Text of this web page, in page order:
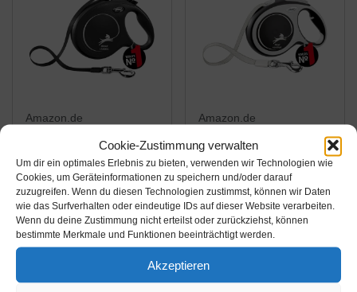
Cookie-Zustimmung verwalten
Um dir ein optimales Erlebnis zu bieten, verwenden wir Technologien wie
Cookies, um Geräteinformationen zu speichern und/oder darauf
zuzugreifen. Wenn du diesen Technologien zustimmst, können wir Daten
wie das Surfverhalten oder eindeutige IDs auf dieser Website verarbeiten.
Wenn du deine Zustimmung nicht erteilst oder zurückziehst, können
bestimmte Merkmale und Funktionen beeinträchtigt werden.
Akzeptieren
Amazon.de
33,99€
flexi New Classic L
Gurt 8 m schwarz für
Hunde bis 50 kg
Amazon / Ebay
Amazon.de
22,99€
flexi - Rollschnur New
Comfort Band - 8 Meter
Langes Kabel bis 50 kg
- Schwarz - 1 Stück
Amazon / Ebay